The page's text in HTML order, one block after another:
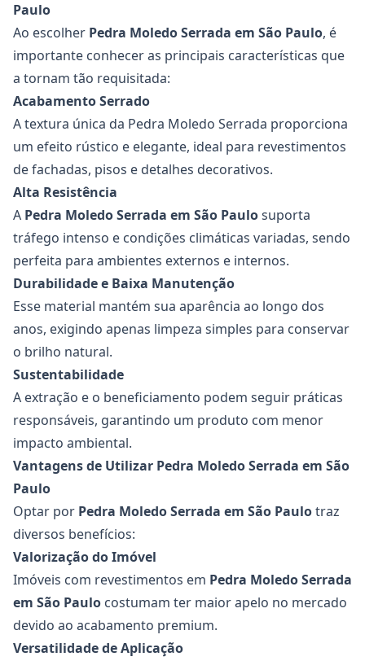
Paulo
Ao escolher Pedra Moledo Serrada em São Paulo, é
importante conhecer as principais características que
a tornam tão requisitada:
Acabamento Serrado
A textura única da Pedra Moledo Serrada proporciona
um efeito rústico e elegante, ideal para revestimentos
de fachadas, pisos e detalhes decorativos.
Alta Resistência
A Pedra Moledo Serrada em São Paulosuporta
tráfego intenso e condições climáticas variadas, sendo
perfeita para ambientes externos e internos.
Durabilidade e Baixa Manutenção
Esse material mantém sua aparência ao longo dos
anos, exigindo apenas limpeza simples para conservar
o brilho natural.
Sustentabilidade
A extração e o beneficiamento podem seguir práticas
responsáveis, garantindo um produto com menor
impacto ambiental.
Vantagens de Utilizar Pedra Moledo Serrada em São
Paulo
Optar por Pedra Moledo Serrada em São Paulotraz
diversos benefícios:
Valorização do Imóvel
Imóveis com revestimentos em Pedra Moledo Serrada
em São Paulo costumam ter maior apelo no mercado
devido ao acabamento premium.
Versatilidade de Aplicação